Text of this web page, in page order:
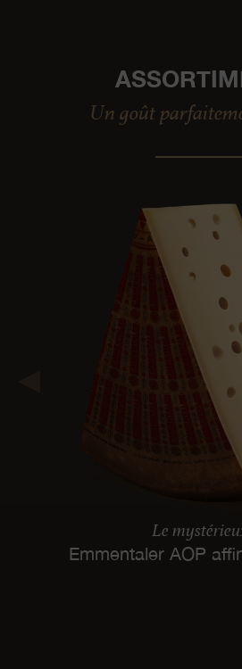
Un goût
Le
Emmentaler AOP